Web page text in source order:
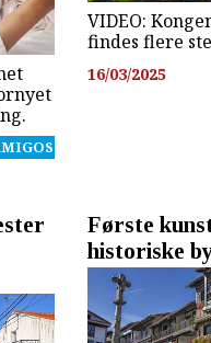
VIDEO:
findes flere
16/03/2025
Første
historiske